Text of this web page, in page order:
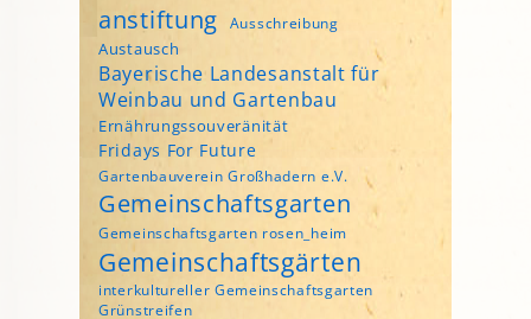
anstiftung Ausschreibung
Austausch
Bayerische Landesanstalt für
Weinbau und Gartenbau
Ernährungssouveränität
Fridays For Future
Gartenbauverein Großhadern e.V.
Gemeinschaftsgarten
Gemeinschaftsgarten rosen_heim
Gemeinschaftsgärten
interkultureller Gemeinschaftsgarten
Grünstreifen